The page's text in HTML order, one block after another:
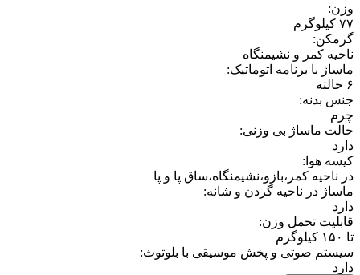
وزن:
۷۷ کیلوگرم
گرمکن:
ناحیه کمر و نشیمنگاه
ماساژ با برنامه اتوماتیک:
۶ حالته
جنس بدنه:
چرم
حالت ماساژ بی وزنی:
دارد
کیسه هوا :
در ناحیه کمر،بازو،نشیمنگاه،ساق پا و پا
ماساژ در ناحیه گردن و شانه:
دارد
قابلیت تحمل وزن:
تا ۱۵۰ کیلوگرم
سیستم صوتی و پخش موسیقی با بلوتوث:
دارد